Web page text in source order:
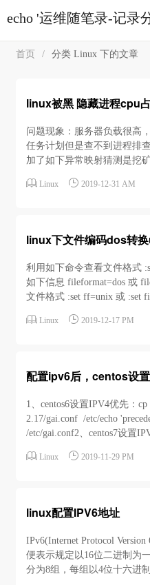
echo '运维随笔录-记录
首页 / 分类 Linux 下的文章
linux被黑 隐藏进程cpu
问题现象：服务器负载很高
任务计划但是查不到进程排
加了如下异常映射猜测是挖
辑此文件无效， 最终尝试
 Linux  2019-12-31 AM
linux下文件编码dos转
利用如下命令查看文件格式
如下信息 fileformat=dos 或
文件格式 :set ff=unix 或 :set
 Linux  2019-12-17 PM
配置ipv6后，centos设
1、centos6设置IPV4优先：cp
2.17/gai.conf /etc/echo
/etc/gai.conf2、centos7设置
 Linux  2019-11-29 PM
linux配置IPV6地址
IPv6(Internet Protocol
便表示规定以16位二进制为
分为8组，每组以4位十六进